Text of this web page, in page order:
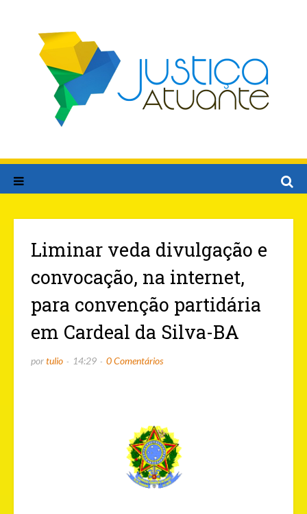
Liminar veda divulgação e
convocação, na internet,
para convenção partidária
em Cardeal da Silva-BA
portulio 14:29 0 Comentários